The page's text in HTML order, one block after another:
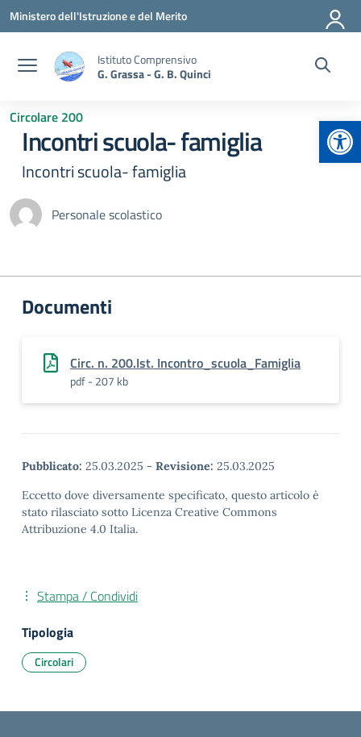
Vai ai contenuti
Vai al menu di navigazione
Vai al footer
Ministero dell'Istruzione e del Merito
Istituto Comprensivo
G. Grassa - G. B. Quinci
Circolare 200
Incontri scuola- famiglia
Incontri scuola- famiglia
Personale scolastico
Documenti
Circ. n. 200.Ist. Incontro_scuola_Famiglia
pdf - 207 kb
Pubblicato: 25.03.2025 - Revisione: 25.03.2025
Eccetto dove diversamente specificato, questo articolo è
stato rilasciato sotto Licenza Creative Commons
Attribuzione 4.0 Italia.
Stampa / Condividi
Tipologia
Circolari